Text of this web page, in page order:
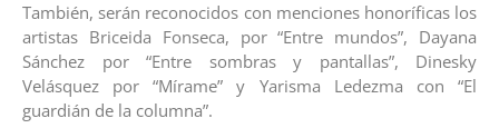
También, serán reconocidos con menciones honoríficas los
artistas Briceida Fonseca, por “Entre mundos”, Dayana
Sánchez por “Entre sombras y pantallas”, Dinesky
Velásquez por “Mírame” y Yarisma Ledezma con “El
guardián de la columna”.